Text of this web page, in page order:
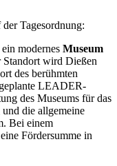
Tagesordnung:
modernes Museum
wird Dießen
des berühmten
LEADER-
des Museums für das
die allgemeine
Bei einem
Fördersumme in